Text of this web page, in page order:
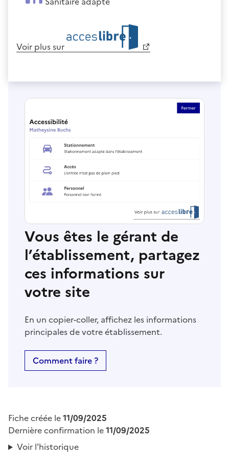
Voir plus sur
Vous êtes le gérant de
l’établissement, partagez
ces informations sur
votre site
En un copier-coller, affichez les informations
principales de votre établissement.
Comment faire ?
Fiche créée le11/09/2025
Dernière confirmation le11/09/2025
Voir l'historique